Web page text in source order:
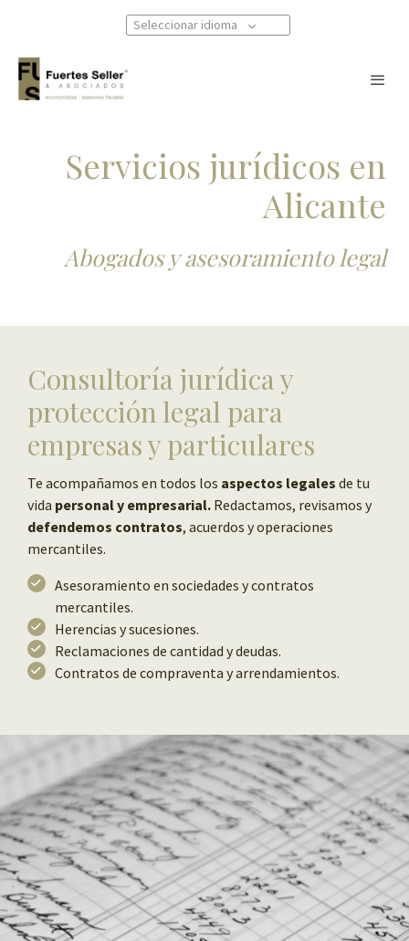
Seleccionar idioma
Servicios jurídicos en
Alicante
Abogados y asesoramiento legal
Consultoría jurídica y
protección legal para
empresas y particulares
Te acompañamos en todos los aspectos legales de tu
vida personal y empresarial.Redactamos, revisamos y
defendemos contratos, acuerdos y operaciones
mercantiles.
Asesoramiento en sociedades y contratos
mercantiles.
Herencias y sucesiones.
Reclamaciones de cantidad y deudas.
Contratos de compraventa y arrendamientos.